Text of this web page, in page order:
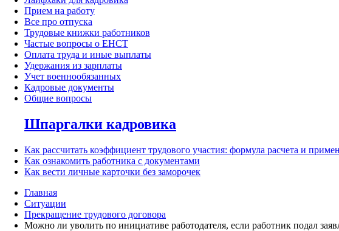
Прием на работу
Все про отпуска
Трудовые книжки работников
Частые вопросы о ЕНСТ
Оплата труда и иные выплаты
Удержания из зарплаты
Учет военнообязанных
Кадровые документы
Общие вопросы
Шпаргалки кадровика
Как рассчитать коэффициент трудового участия: формула расчета и
Как ознакомить работника с документами
Как вести личные карточки без заморочек
Главная
Ситуации
Прекращение трудового договора
Можно ли уволить по инициативе работодателя, если работник подал